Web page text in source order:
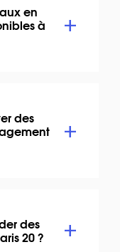
en
à
des
des
20 ?